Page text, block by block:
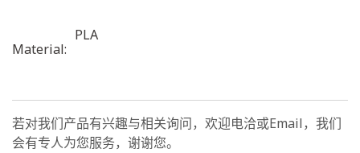
Material:
PLA
若对我们产品有兴趣与相关询问，欢迎电洽或Email，我们
会有专人为您服务，谢谢您。